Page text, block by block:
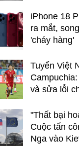
iPhone 18
ra mắt,
'cháy hàng'
Tuyển Việt
và sửa lỗi
"Thất bại
Cuộc tấn
Nga vào